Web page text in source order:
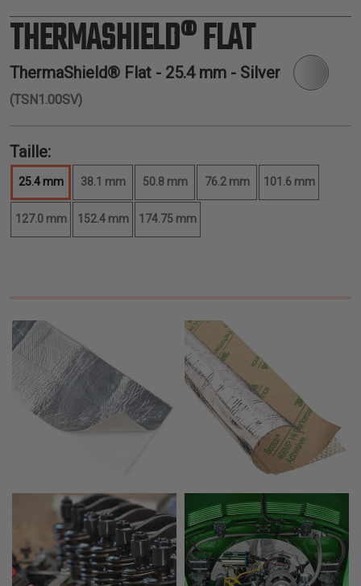
ACCESSOIRES
TUBES
THERMASHIELD® FLAT
ThermaShield® Flat - 25.4 mm - Silver
(TSN1.00SV)
Taille:
25.4 mm 38.1 mm 50.8 mm 76.2 mm 101.6 mm
127.0 mm 152.4 mm 174.75 mm